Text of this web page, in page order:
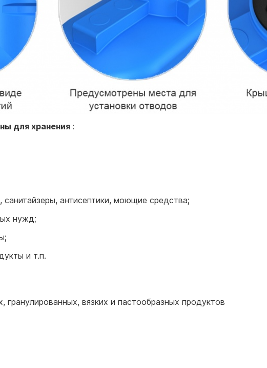
для хранения :
антисептики, моющие средства;
нужд;
и т.п.
гранулированных, вязких и пастообразных продуктов